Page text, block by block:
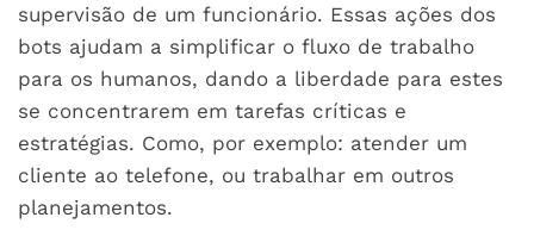
supervisão de um funcionário. Essas ações dos
bots ajudam a simplificar o fluxo de trabalho
para os humanos, dando a liberdade para estes
se concentrarem em tarefas críticas e
estratégias. Como, por exemplo: atender um
cliente ao telefone, ou trabalhar em outros
planejamentos.